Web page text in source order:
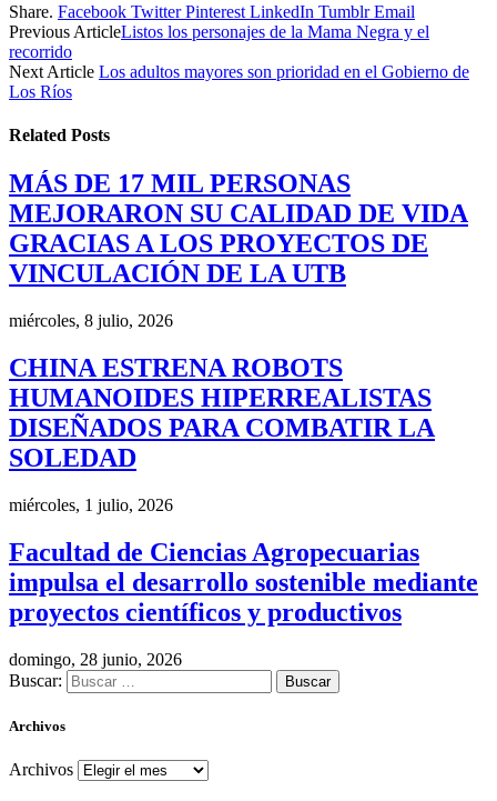
Share. Facebook Twitter Pinterest LinkedIn Tumblr Email
Previous ArticleListos los personajes de la Mama Negra y el
recorrido
Next Article Los adultos mayores son prioridad en el Gobierno de
Los Ríos
Related Posts
MÁS DE 17 MIL PERSONAS
MEJORARON SU CALIDAD DE VIDA
GRACIAS A LOS PROYECTOS DE
VINCULACIÓN DE LA UTB
miércoles, 8 julio, 2026
CHINA ESTRENA ROBOTS
HUMANOIDES HIPERREALISTAS
DISEÑADOS PARA COMBATIR LA
SOLEDAD
miércoles, 1 julio, 2026
Facultad de Ciencias Agropecuarias
impulsa el desarrollo sostenible mediante
proyectos científicos y productivos
domingo, 28 junio, 2026
Buscar:
Archivos
Archivos